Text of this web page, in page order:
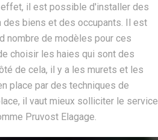
il est possible d'installer des
biens et des occupants. Il est
nombre de modèles pour ces
choisir les haies qui sont des
de cela, il y a les murets et les
place par des techniques de
il vaut mieux solliciter le service
Pruvost Elagage.